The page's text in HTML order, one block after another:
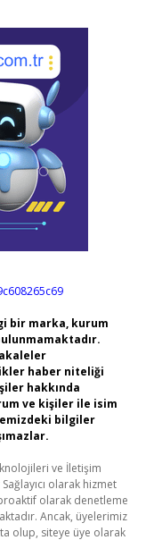
bir marka, kurum
haber niteliği
hakkında
ve kişiler ile isim
bilgiler
ve İletişim
olarak hizmet
olarak denetleme
Ancak, üyelerimiz
olup, siteye üye olarak